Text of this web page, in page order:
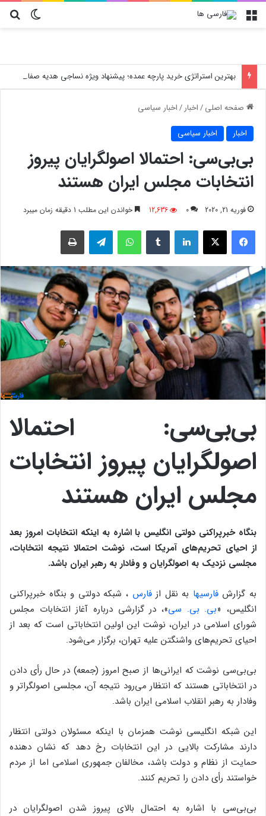
تغییر منو
بهترین استراتژی خرید پارچه عمده؛ پیشنهاد ویژه نساجی هدیه صفاهان برای تولید کنندگان لباس و پوشاک در ایران
صفحه اصلی/اخبار/اخبار سیاسی
اخبار اخبار سیاسی
بی‌بی‌سی: احتمالا اصولگرایان پیروز
انتخابات مجلس ایران هستند
فوریه 21, 2020 0
12,636 خواندن این مطلب 1 دقیقه زمان میبرد
فیسبوک لینکدین واتس آپ
بی‌بی‌سی: احتمالا
اصولگرایان پیروز انتخابات
مجلس ایران هستند
بنگاه خبرپراکنی دولتی انگلیس با اشاره به اینکه انتخابات امروز بعد
از احیای تحریم‌های آمریکا است، نوشت احتمالا نتیجه انتخابات،
مجلسی نزدیک به اصولگرایان و وفادار به رهبر ایران باشد.
به گزارشفارسیها به نقل ازفارس ، شبکه دولتی و بنگاه خبرپراکنی
انگلیس، «بی. بی. سی»، در گزارشی درباره آغاز انتخابات مجلس
شورای اسلامی در ایران، نوشت این اولین انتخاباتی است که بعد از
احیای تحریم‌های واشنگتن علیه تهران، برگزار می‌شود.
بی‌بی‌سی نوشت که ایرانی‌ها از صبح امروز (جمعه) در حال رأی دادن
در انتخاباتی هستند که انتظار می‌رود نتیجه آن، مجلسی اصولگراتر و
وفادار به رهبر انقلاب اسلامی ایران باشد.
این شبکه انگلیسی نوشت همزمان با اینکه مسئولان دولتی انتظار
دارند مشارکت بالایی در این انتخابات رخ دهد که نشان دهنده
حمایت از نظام و دولت باشد، مخالفان جمهوری اسلامی اما از مردم
خواستند رأی دادن را تحریم کنند.
بی‌بی‌سی با اشاره به احتمال بالای پیروز شدن اصولگرایان در